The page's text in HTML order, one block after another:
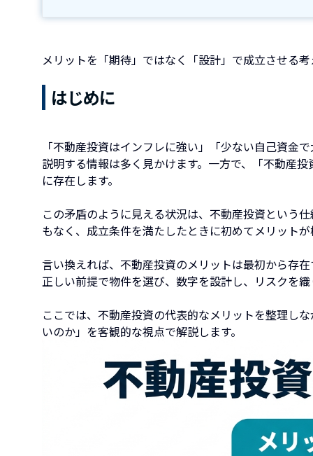
メリットを「期待」ではなく「設計」で成立させる
はじめに
「不動産投資はインフレに強い」「少ない自己資金
説明する情報は多く見かけます。一方で、「不動産
に存在します。
この矛盾のように見える状況は、不動産投資という
もなく、成立条件を満たしたときに初めてメリット
言い換えれば、不動産投資のメリットは最初から存
正しい前提で物件を選び、数字を設計し、リスクを
ここでは、不動産投資の代表的なメリットを整理し
いのか」を客観的な視点で解説します。